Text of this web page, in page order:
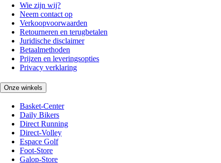
Wie zijn wij?
Neem contact op
Verkoopvoorwaarden
Retourneren en terugbetalen
Juridische disclaimer
Betaalmethoden
Prijzen en leveringsopties
Privacy verklaring
Onze winkels
Basket-Center
Daily Bikers
Direct Running
Direct-Volley
Espace Golf
Foot-Store
Galop-Store